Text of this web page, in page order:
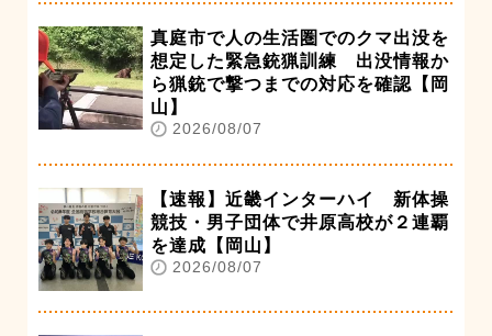
真庭市で人の生活圏でのクマ出没を
想定した緊急銃猟訓練 出没情報か
ら猟銃で撃つまでの対応を確認【岡
山】
2026/08/07
【速報】近畿インターハイ 新体操
競技・男子団体で井原高校が２連覇
を達成【岡山】
2026/08/07